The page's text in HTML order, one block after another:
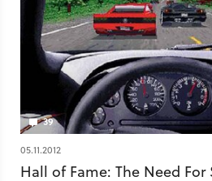
39
05.11.2012
Hall of Fame: The Need For